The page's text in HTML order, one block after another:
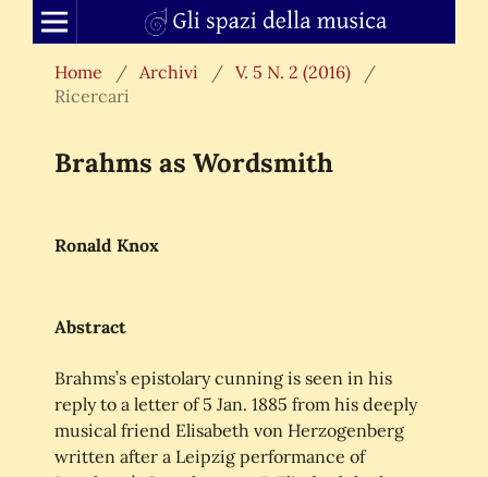
Home / Archivi / V. 5 N. 2 (2016)
/
Ricercari
Brahms as Wordsmith
Ronald Knox
Abstract
Brahms’s epistolary cunning is seen in his
reply to a letter of 5 Jan. 1885 from his deeply
musical friend Elisabeth von Herzogenberg
written after a Leipzig performance of